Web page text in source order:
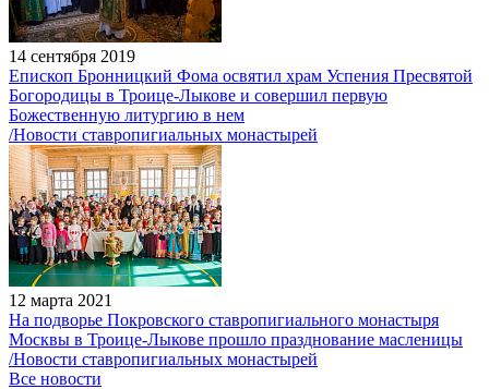
14 сентября 2019
Епископ Бронницкий Фома освятил храм Успения Пресвятой
Богородицы в Троице-Лыкове и совершил первую
Божественную литургию в нем
/Новости ставропигиальных монастырей
12 марта 2021
На подворье Покровского ставропигиального монастыря
Москвы в Троице-Лыкове прошло празднование масленицы
/Новости ставропигиальных монастырей
Все новости